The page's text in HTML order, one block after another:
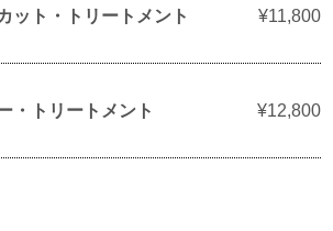
ット ・トリートメント ¥11,800
・トリートメント ¥12,800